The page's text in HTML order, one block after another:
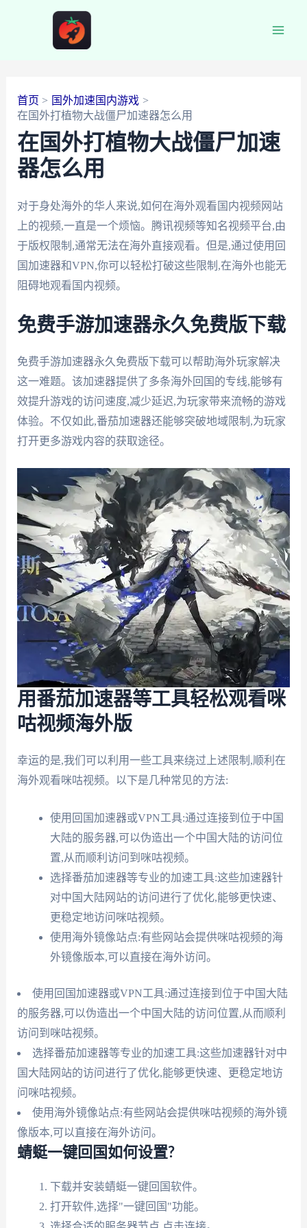
首页
国外加速国内游戏
在国外打植物大战僵尸加速器怎么用
在国外打植物大战僵尸加速
器怎么用
对于身处海外的华人来说,如何在海外观看国内视频网站
上的视频,一直是一个烦恼。腾讯视频等知名视频平台,由
于版权限制,通常无法在海外直接观看。但是,通过使用回
国加速器和VPN,你可以轻松打破这些限制,在海外也能无
阻碍地观看国内视频。
免费手游加速器永久免费版下载
免费手游加速器永久免费版下载可以帮助海外玩家解决
这一难题。该加速器提供了多条海外回国的专线,能够有
效提升游戏的访问速度,减少延迟,为玩家带来流畅的游戏
体验。不仅如此,番茄加速器还能够突破地域限制,为玩家
打开更多游戏内容的获取途径。
用番茄加速器等工具轻松观看咪
咕视频海外版
幸运的是,我们可以利用一些工具来绕过上述限制,顺利在
海外观看咪咕视频。以下是几种常见的方法:
使用回国加速器或VPN工具:通过连接到位于中国
大陆的服务器,可以伪造出一个中国大陆的访问位
置,从而顺利访问到咪咕视频。
选择番茄加速器等专业的加速工具:这些加速器针
对中国大陆网站的访问进行了优化,能够更快速、
更稳定地访问咪咕视频。
使用海外镜像站点:有些网站会提供咪咕视频的海
外镜像版本,可以直接在海外访问。
使用回国加速器或VPN工具:通过连接到位于中国大陆
的服务器,可以伪造出一个中国大陆的访问位置,从而顺利
访问到咪咕视频。
选择番茄加速器等专业的加速工具:这些加速器针对中
国大陆网站的访问进行了优化,能够更快速、更稳定地访
问咪咕视频。
使用海外镜像站点:有些网站会提供咪咕视频的海外镜
像版本,可以直接在海外访问。
蜻蜓一键回国如何设置?
下载并安装蜻蜓一键回国软件。
打开软件,选择"一键回国"功能。